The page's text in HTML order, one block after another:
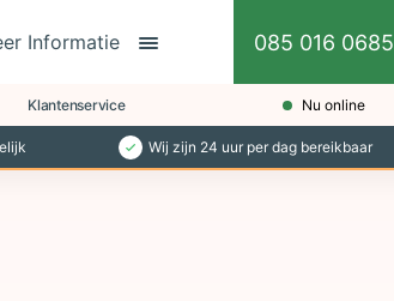
Informatie 085 016 0685
Klantenservice Nu online
Wij zijn 24 uur per dag bereikbaar